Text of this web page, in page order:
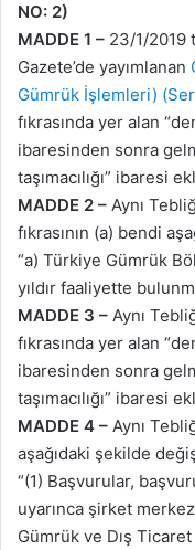
NO: 2)
MADDE 1 – 23/1/2019
Gazete’de yayımlanan
Gümrük İşlemleri)
fıkrasında yer alan
ibaresinden sonra
taşımacılığı” ibaresi
MADDE 2 – Aynı
fıkrasının (a) bendi
“a) Türkiye Gümrük
yıldır faaliyette
MADDE 3 – Aynı
fıkrasında yer alan
ibaresinden sonra
taşımacılığı” ibaresi
MADDE 4 – Aynı
aşağıdaki şekilde
“(1) Başvurular,
uyarınca şirket
Gümrük ve Dış